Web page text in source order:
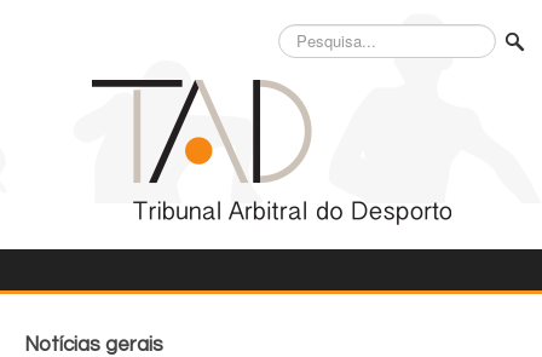
Pesquisa...
Notícias gerais